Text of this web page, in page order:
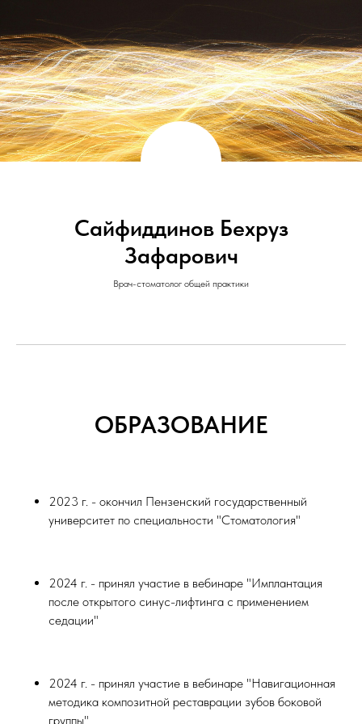
Сайфиддинов Бехруз
Зафарович
Врач-стоматолог общей практики
ОБРАЗОВАНИЕ
2023 г. - окончил Пензенский государственный
университет по специальности "Стоматология"
2024 г. - принял участие в вебинаре "Имплантация
после открытого синус-лифтинга с применением
седации"
2024 г. - принял участие в вебинаре "Навигационная
методика композитной реставрации зубов боковой
группы"